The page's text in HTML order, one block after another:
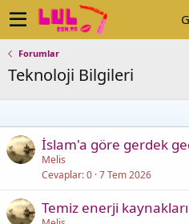
Forumlar
Teknoloji Bilgileri
İslam'a göre gerdek
Melis
Cevaplar 0 7 Tem 2026
Temiz enerji